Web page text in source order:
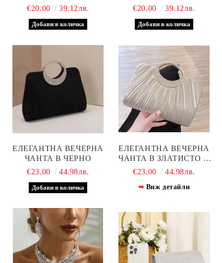
€20.00 39.12лв. €20.00 39.12лв.
ЕЛЕГАНТНА ВЕЧЕРНА
ЧАНТА В ЧЕРНО
€23.00
44.98лв.
ЕЛЕГАНТНА ВЕЧЕРНА
ЧАНТА В ЗЛАТИСТО И
СРЕБРИСТО
€23.00 44.98лв.
Виж детайли